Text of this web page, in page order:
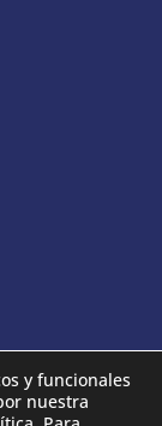
y funcionales
nuestra